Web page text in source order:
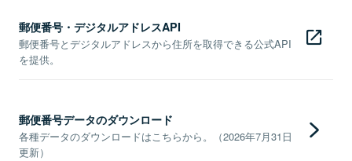
郵便番号・デジタルアドレスAPI
郵便番号とデジタルアドレスから住所を取得できる公式API
を提供。
郵便番号データのダウンロード
各種データのダウンロードはこちらから。（2026年7月31日
更新）